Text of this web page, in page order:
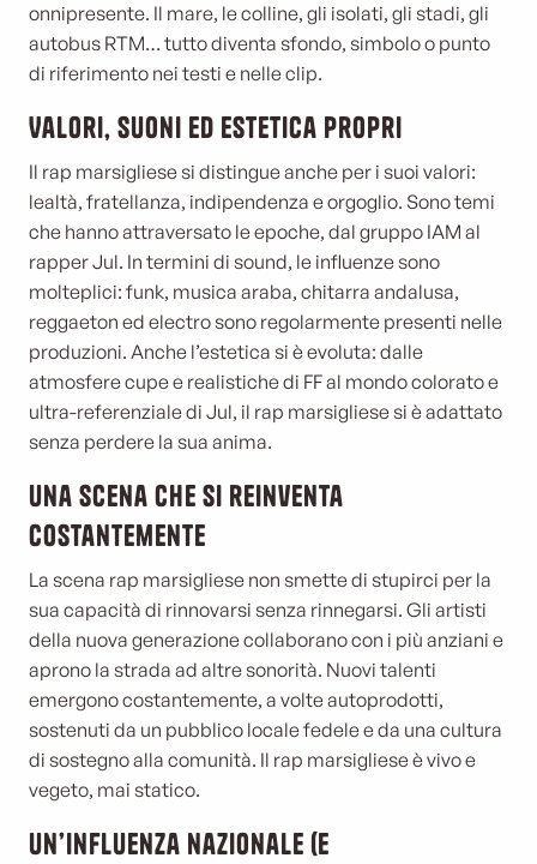
onnipresente. Il mare, le colline, gli isolati, gli stadi, gli
autobus RTM… tutto diventa sfondo, simbolo o punto
di riferimento nei testi e nelle clip.
Valori, suoni ed estetica propri
Il rap marsigliese si distingue anche per i suoi valori:
lealtà, fratellanza, indipendenza e orgoglio. Sono temi
che hanno attraversato le epoche, dal gruppo IAM al
rapper Jul. In termini di sound, le influenze sono
molteplici: funk, musica araba, chitarra andalusa,
reggaeton ed electro sono regolarmente presenti nelle
produzioni. Anche l’estetica si è evoluta: dalle
atmosfere cupe e realistiche di FF al mondo colorato e
ultra-referenziale di Jul, il rap marsigliese si è adattato
senza perdere la sua anima.
Una scena che si reinventa
costantemente
La scena rap marsigliese non smette di stupirci per la
sua capacità di rinnovarsi senza rinnegarsi. Gli artisti
della nuova generazione collaborano con i più anziani e
aprono la strada ad altre sonorità. Nuovi talenti
emergono costantemente, a volte autoprodotti,
sostenuti da un pubblico locale fedele e da una cultura
di sostegno alla comunità. Il rap marsigliese è vivo e
vegeto, mai statico.
Un’influenza nazionale (e